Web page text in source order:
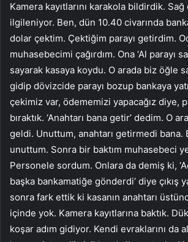
Kamera kayıtlarını karakola bildirdik.
ilgileniyor. Ben, dün 10.40 civarında
dolar çektim. Çektiğim parayı getirdim.
muhasebecimi çağırdım. Ona ‘Al parayı
sayarak kasaya koydu. O arada biz öğle
gidip dövizcide parayı bozup bankaya
çekimiz var, ödememizi yapacağız diye,
bıraktık. ‘Anahtarı bana getir’ dedim. O
geldi. Unuttum, anahtarı getirmedi bana.
unuttum. Sonra bir baktım muhasebeci
Personele sordum. Onlara da demiş ki,
başka bankamatiğe gönderdi’ diye çıkış
sonra fark ettik ki kasanın anahtarı
içinde yok. Kamera kayıtlarına baktık.
koşar adım gidiyor. Kendi evraklarını da